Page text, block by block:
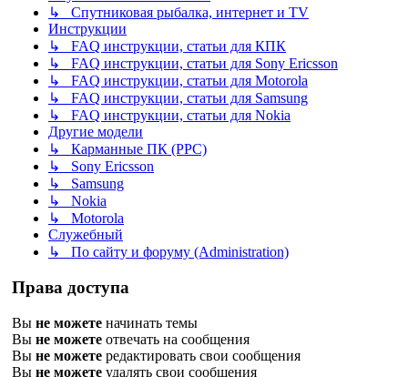
↳ Спутниковая рыбалка, интернет и TV
Инструкции
↳ FAQ инструкции, статьи для КПК
↳ FAQ инструкции, статьи для Sony Ericsson
↳ FAQ инструкции, статьи для Motorola
↳ FAQ инструкции, статьи для Samsung
↳ FAQ инструкции, статьи для Nokia
Другие модели
↳ Карманные ПК (PPC)
↳ Sony Ericsson
↳ Samsung
↳ Nokia
↳ Motorola
Служебный
↳ По сайту и форуму (Administration)
Права доступа
Вы не можете начинать темы
Вы не можете отвечать на сообщения
Вы не можете редактировать свои сообщения
Вы не можете удалять свои сообщения